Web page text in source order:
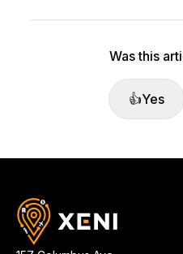
Was this
👍Yes